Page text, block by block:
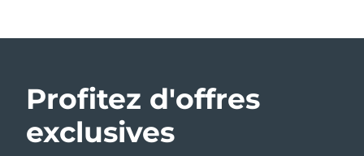
Profitez d'offres
exclusives